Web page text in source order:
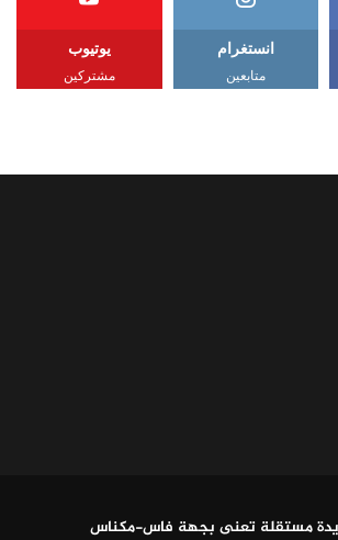
انستغرام
متابعين
يوتيوب
مشتركين
مستقلة تعنى بجهة فاس-مكناس